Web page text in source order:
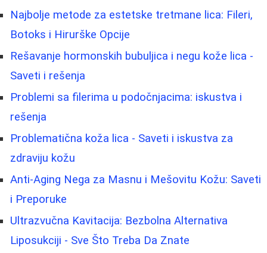
Najbolje metode za estetske tretmane lica: Fileri,
Botoks i Hirurške Opcije
Rešavanje hormonskih bubuljica i negu kože lica -
Saveti i rešenja
Problemi sa filerima u podočnjacima: iskustva i
rešenja
Problematična koža lica - Saveti i iskustva za
zdraviju kožu
Anti-Aging Nega za Masnu i Mešovitu Kožu: Saveti
i Preporuke
Ultrazvučna Kavitacija: Bezbolna Alternativa
Liposukciji - Sve Što Treba Da Znate